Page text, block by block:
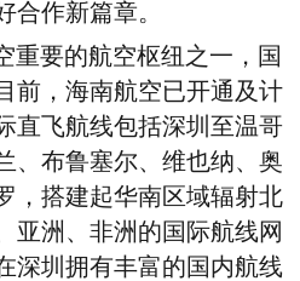
合作新篇章。
重要的航空枢纽之一，国
前，海南航空已开通及计
直飞航线包括深圳至温哥
、布鲁塞尔、 维也纳、 奥
，搭建起华南区域辐射北
亚洲、非洲的国际航线网
深圳拥有丰富的国内航线